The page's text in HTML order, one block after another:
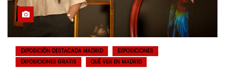
EXPOSICIÓN DESTACADA MADRID
EXPOSICIONES
EXPOSICIONES GRATIS
QUÉ VER EN MADRID